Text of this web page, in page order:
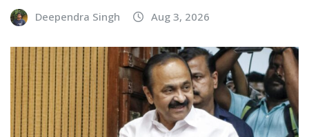
Deependra Singh Aug 3, 2026